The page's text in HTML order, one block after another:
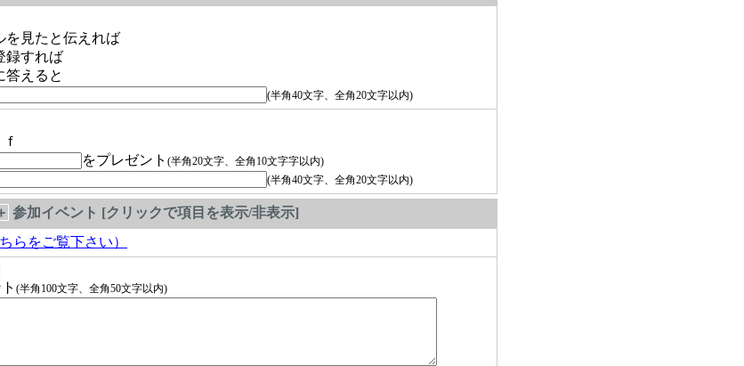
を見たと伝えれば
録すれば
答えると
(半角40文字、全角20文字以内)
をプレゼント (半角20文字、全角10文字字以内)
(半角40文字、全角20文字以内)
参加イベント [クリックで項目を表示/非表示]
らをご覧下さい）
(半角100文字、全角50文字以内)